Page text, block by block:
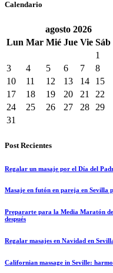
Calendario
agosto 2026
Lun Mar Mié Jue Vie Sáb
1
3
4 5 6 7 8
10
11 12 13 14 15
17
18 19 20 21 22
24
25 26 27 28 29
31
Post Recientes
Regalar un masaje por el Día del
Masaje en futón en pareja en Sevilla
Prepararte para la Media Maratón
después
Regalar masajes en Navidad en
Californian massage in Seville: